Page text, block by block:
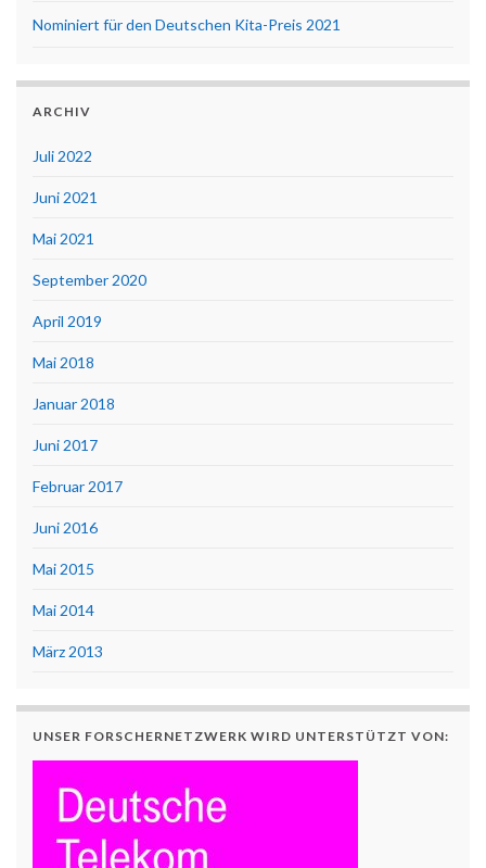
Nominiert für den Deutschen Kita-Preis 2021
ARCHIV
Juli 2022
Juni 2021
Mai 2021
September 2020
April 2019
Mai 2018
Januar 2018
Juni 2017
Februar 2017
Juni 2016
Mai 2015
Mai 2014
März 2013
UNSER FORSCHERNETZWERK WIRD UNTERSTÜTZT VON: